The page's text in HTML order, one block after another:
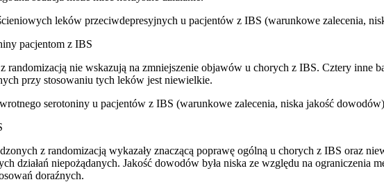
leków przeciwdepresyjnych u pacjentów z IBS (warunkowe zalecenia,
pacjentom z IBS
nie wskazują na zmniejszenie objawów u chorych z IBS. Cztery inne
przy stosowaniu tych leków jest niewielkie.
serotoniny u pacjentów z IBS (warunkowe zalecenia, niska jakość
z randomizacją wykazały znaczącą poprawę ogólną u chorych z IBS oraz
działań niepożądanych. Jakość dowodów była niska ze względu na ograniczenia
doraźnych.